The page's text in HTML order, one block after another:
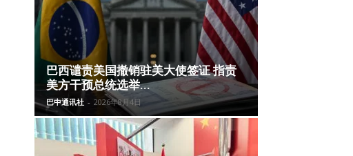
巴西谴责美国撤销驻美大使签证 指责
美方干预总统选举...
巴中通讯社 - 2026年8月4日